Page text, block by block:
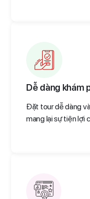
Dễ dàng khám
Đặt tour dễ dàng
mang lại sự tiện lợi